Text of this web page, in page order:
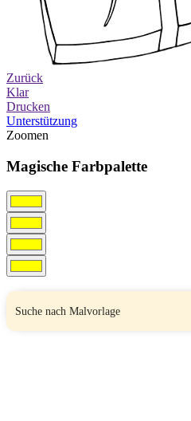
Zurück
Klar
Drucken
Unterstützung
Zoomen
Magische Farbpalette